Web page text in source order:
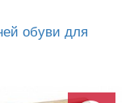
обуви для